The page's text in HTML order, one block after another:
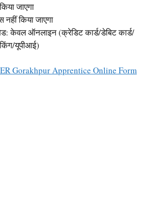
जाएगा
नहीं किया जाएगा
केवल ऑनलाइन (क्रेडिट कार्ड/डेबिट कार्ड/
यूपीआई)
Gorakhpur Apprentice Online Form